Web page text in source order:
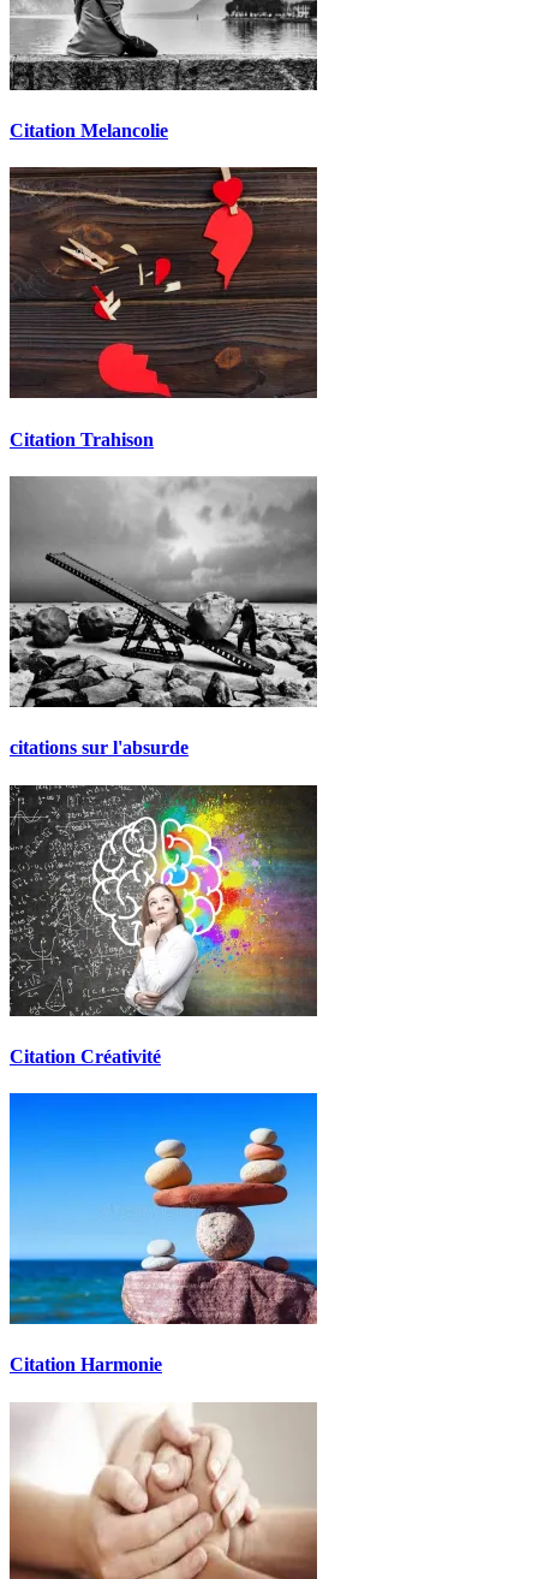
Citation Melancolie
Citation Trahison
citations sur l'absurde
Citation Créativité
Citation Harmonie